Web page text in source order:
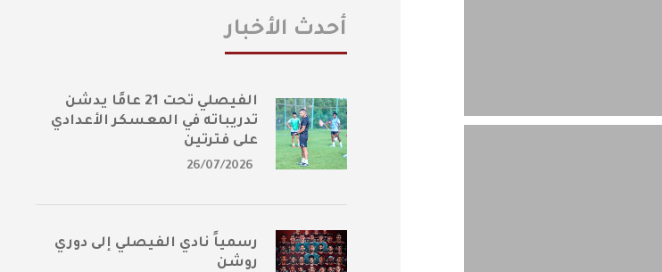
أحدث الأخبار
الفيصلي تحت 21 عامًا يدشن
تدريباته في المعسكر الأعدادي
على فترتين
26/07/2026
رسمياً نادي الفيصلي إلى دوري
روشن